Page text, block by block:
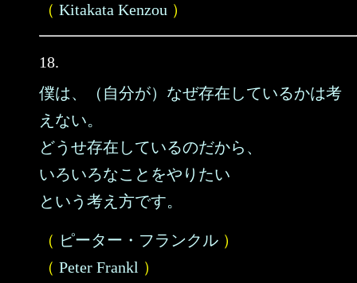
（ Kitakata Kenzou ）
18.
僕は、（自分が）なぜ存在しているかは考
えない。
どうせ存在しているのだから、
いろいろなことをやりたい
という考え方です。
（ ピーター・フランクル ）
（ Peter Frankl ）